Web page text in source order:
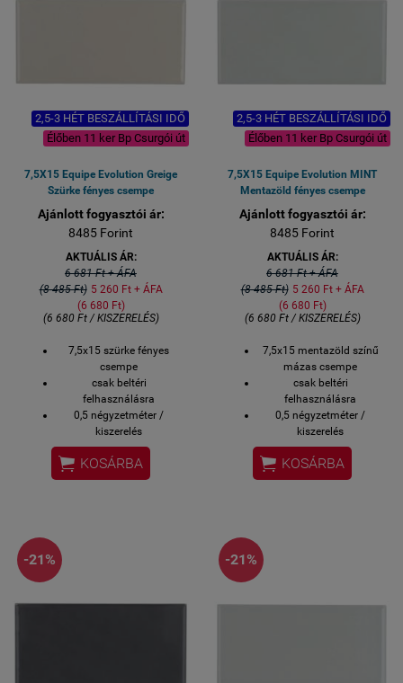
2,5-3 HÉT BESZÁLLÍTÁSI IDŐ
Élőben 11 ker Bp Csurgói út
7,5X15 Equipe Evolution Greige
Szürke fényes csempe
Ajánlott fogyasztói ár:
8485 Forint
AKTUÁLIS ÁR:
6 681 Ft + ÁFA
(8 485 Ft) 5 260 Ft + ÁFA
(6 680 Ft)
(6 680 Ft / KISZERELÉS)
7,5x15 szürke fényes
csempe
csak beltéri
felhasználásra
0,5 négyzetméter /
kiszerelés
6,74 kg / kiszerelés
44 darab / kiszerelés
közvetlen gyári import
 KOSÁRBA
2,5-3 HÉT BESZÁLLÍTÁSI IDŐ
Élőben 11 ker Bp Csurgói út
7,5X15 Equipe Evolution MINT
Mentazöld fényes csempe
Ajánlott fogyasztói ár:
8485 Forint
AKTUÁLIS ÁR:
6 681 Ft + ÁFA
(8 485 Ft) 5 260 Ft + ÁFA
(6 680 Ft)
(6 680 Ft / KISZERELÉS)
7,5x15 mentazöld színű
mázas csempe
csak beltéri
felhasználásra
0,5 négyzetméter /
kiszerelés
6,74 kg / kiszerelés
44 darab / kiszerelés
közvetlen gyári import
 KOSÁRBA
-21% -21%